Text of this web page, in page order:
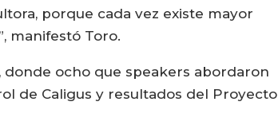
porque cada vez existe mayor
manifestó Toro.
ocho que speakers abordaron
de Caligus y resultados del Proyecto